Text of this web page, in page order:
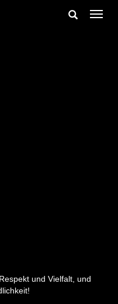
Suche
und Vielfalt, und